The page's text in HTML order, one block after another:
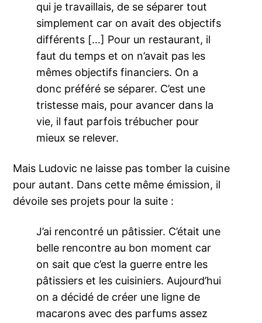
qui je travaillais, de se séparer tout
simplement car on avait des objectifs
différents […] Pour un restaurant, il
faut du temps et on n’avait pas les
mêmes objectifs financiers. On a
donc préféré se séparer. C’est une
tristesse mais, pour avancer dans la
vie, il faut parfois trébucher pour
mieux se relever.
Mais Ludovic ne laisse pas tomber la cuisine
pour autant. Dans cette même émission, il
dévoile ses projets pour la suite :
J’ai rencontré un pâtissier. C’était une
belle rencontre au bon moment car
on sait que c’est la guerre entre les
pâtissiers et les cuisiniers. Aujourd’hui
on a décidé de créer une ligne de
macarons avec des parfums assez